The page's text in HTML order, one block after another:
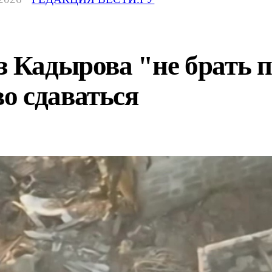
Кадырова "не брать
сдаваться